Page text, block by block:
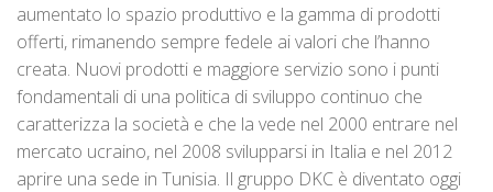
aumentato lo spazio produttivo e la gamma di prodotti
offerti, rimanendo sempre fedele ai valori che l’hanno
creata. Nuovi prodotti e maggiore servizio sono i punti
fondamentali di una politica di sviluppo continuo che
caratterizza la società e che la vede nel 2000 entrare nel
mercato ucraino, nel 2008 svilupparsi in Italia e nel 2012
aprire una sede in Tunisia. Il gruppo DKC è diventato oggi